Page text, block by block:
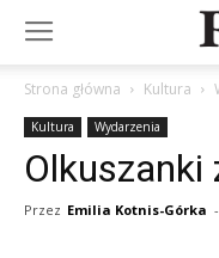
Strona główna Kultura
Kultura Wydarzenia
Olkuszanki
Przez Emilia Kotnis-Górka -